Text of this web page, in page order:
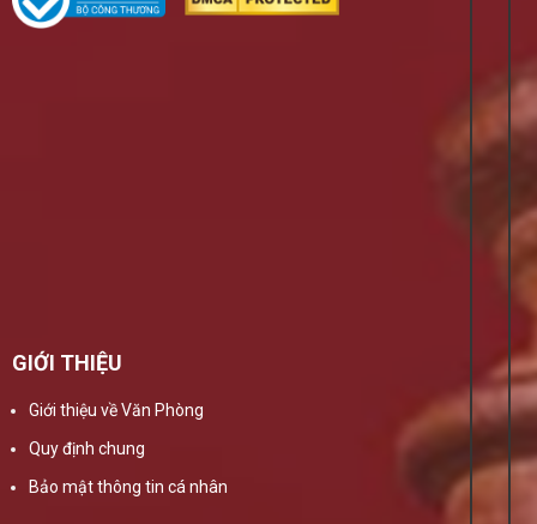
GIỚI THIỆU
Giới thiệu về Văn Phòng
Quy định chung
Bảo mật thông tin cá nhân